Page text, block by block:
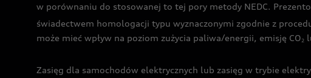
w porównaniu do stosowanej to tej pory metody NEDC.
świadectwem homologacji typu wyznaczonymi zgodnie z
może mieć wpływ na poziom zużycia paliwa/energii, emisję CO2
Zasięg dla samochodów elektrycznych lub zasięg w trybie